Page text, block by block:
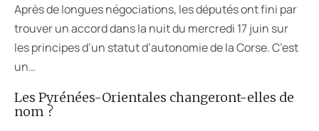
Les Pyrénées-Orientales changeront-elles de
nom ?
Après de longues négociations, les députés ont fini par
trouver un accord dans la nuit du mercredi 17 juin sur
les principes d’un statut d’autonomie de la Corse. C’est
un…